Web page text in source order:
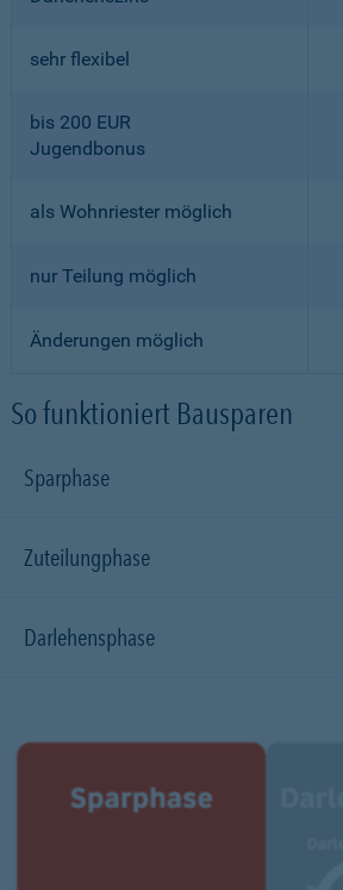
sehr flexibel
bis 200 EUR
Jugendbonus
als Wohnriester möglich
nur Teilung möglich
Änderungen möglich
So funktioniert Bausparen
Sparphase
Zuteilungphase
Darlehensphase